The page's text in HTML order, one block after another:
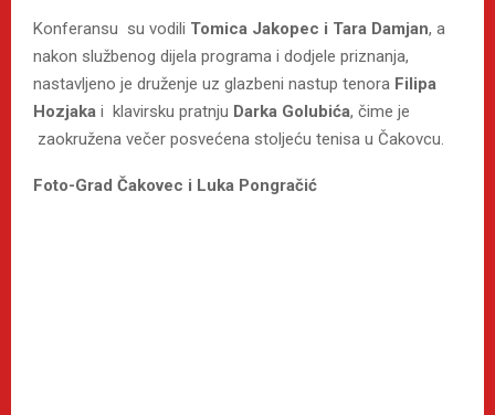
Konferansu su vodili Tomica Jakopec i Tara Damjan, a
nakon službenog dijela programa i dodjele priznanja,
nastavljeno je druženje uz glazbeni nastup tenora Filipa
Hozjaka i klavirsku pratnju Darka Golubića, čime je
zaokružena večer posvećena stoljeću tenisa u Čakovcu.
Foto-Grad Čakovec i Luka Pongračić